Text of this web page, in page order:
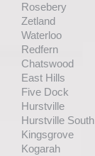
Rosebery
Zetland
Waterloo
Redfern
Chatswood
East Hills
Five Dock
Hurstville
Hurstville South
Kingsgrove
Kogarah